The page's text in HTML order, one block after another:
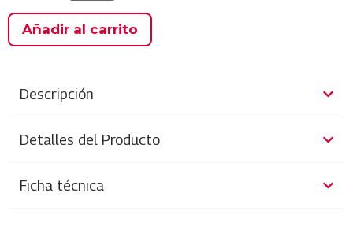
Añadir al carrito
Descripción
Detalles del Producto
Ficha técnica